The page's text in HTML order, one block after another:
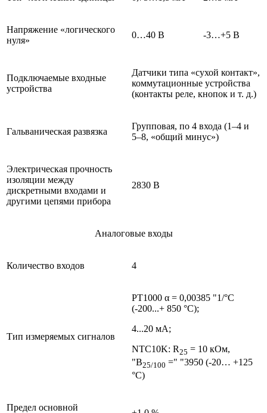
Напряжение «логического
нуля»
0…40 В -3…+5 В
Подключаемые входные
устройства
Датчики типа «сухой контакт»,
коммутационные устройства
(контакты реле, кнопок и т. д.)
Гальваническая развязка
Групповая, по 4 входа (1–4 и
5–8, «общий минус»)
Электрическая прочность
изоляции между
дискретными входами и
другими цепями прибора
2830 В
Аналоговые входы
Количество входов 4
Тип измеряемых сигналов
РТ1000 α = 0,00385 "1/°C
(-200...+ 850 °C);
4...20 мА;
NTC10K: R25 = 10 кОм,
"B25/100 =" "3950 (-20… +125
°С)
Предел основной